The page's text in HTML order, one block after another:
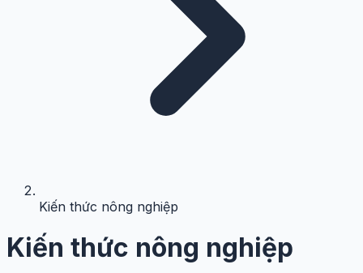
Kiến thức nông nghiệp
Kiến thức nông nghiệp